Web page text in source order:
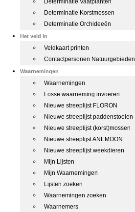
Determinatie Vaatplanten
Determinatie Korstmossen
Determinatie Orchideeën
Het veld in
Veldkaart printen
Contactpersonen Natuurgebieden
Waarnemingen
Waarnemingen
Losse waarneming invoeren
Nieuwe streeplijst FLORON
Nieuwe streeplijst paddenstoelen
Nieuwe streeplijst (korst)mossen
Nieuwe streeplijst ANEMOON
Nieuwe streeplijst weekdieren
Mijn Lijsten
Mijn Waarnemingen
Lijsten zoeken
Waarnemingen zoeken
Waarnemers